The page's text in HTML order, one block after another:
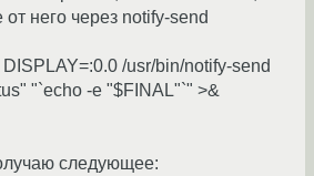
него через notify-send
/usr/bin/notify-send
"`echo -e "$FINAL"`" >&
следующее: